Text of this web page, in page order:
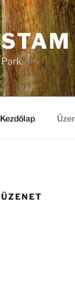
Park
Kezdőlap
ÜZENET